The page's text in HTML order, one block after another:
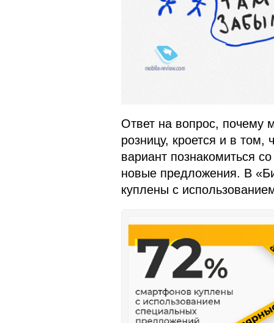
Ответ на вопрос, почему
розницу, кроется и в
вариант познакомиться
новые предложения. В
куплены с